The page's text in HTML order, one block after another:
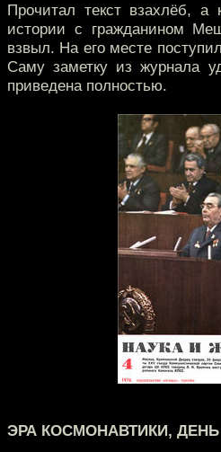
Прочитал текст взахлёб, а
истории с гражданином
взвыл. На его месте
Саму заметку из журнала
приведена полностью.
ЭРА КОСМОНАВТИКИ,